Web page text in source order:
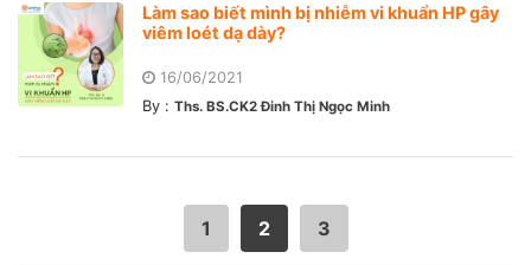
Làm sao biết mình bị nhiễm vi khuẩn HP gây
viêm loét dạ dày?
16/06/2021
By : Ths. BS.CK2 Đinh Thị Ngọc Minh
1 2 3